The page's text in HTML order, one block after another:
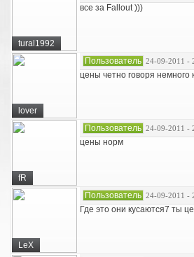
tural1992
все за Fallout )))
lover
Пользователь 24-09-2011 -
цены четно говоря немного
fR
Пользователь 24-09-2011 -
цены норм
LeX
Пользователь 24-09-2011 -
Где это они кусаются7 ты